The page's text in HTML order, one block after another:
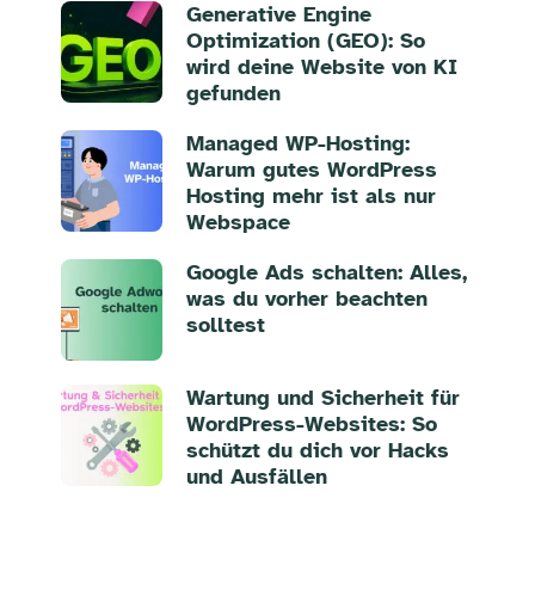
Generative Engine
Optimization (GEO): So
wird deine Website von KI
gefunden
Managed WP-Hosting:
Warum gutes WordPress
Hosting mehr ist als nur
Webspace
Google Ads schalten: Alles,
was du vorher beachten
solltest
Wartung und Sicherheit für
WordPress-Websites: So
schützt du dich vor Hacks
und Ausfällen